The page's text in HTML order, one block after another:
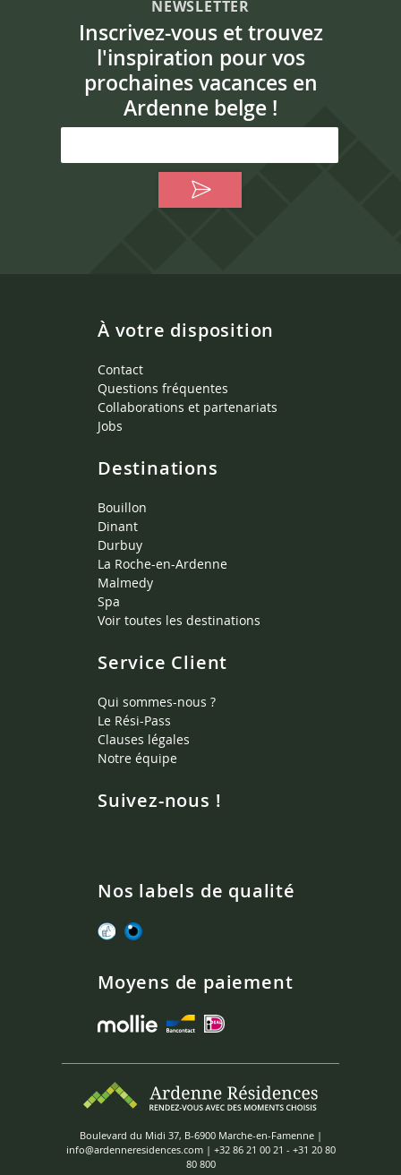
NEWSLETTER
Inscrivez-vous et trouvez
l'inspiration pour vos
prochaines vacances en
Ardenne belge !
À votre disposition
Contact
Questions fréquentes
Collaborations et partenariats
Jobs
Destinations
Bouillon
Dinant
Durbuy
La Roche-en-Ardenne
Malmedy
Spa
Voir toutes les destinations
Service Client
Qui sommes-nous ?
Le Rési-Pass
Clauses légales
Notre équipe
Suivez-nous !
Nos labels de qualité
Moyens de paiement
Boulevard du Midi 37, B-6900 Marche-en-Famenne |
info@ardenneresidences.com| +32 86 21 00 21 - +31 20 80
80 800